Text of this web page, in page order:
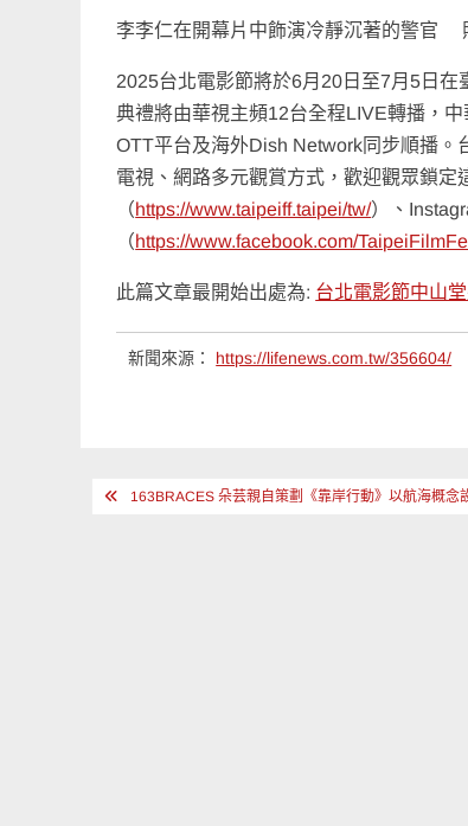
李李仁在開幕片中飾演冷靜沉著的警官
2025台北電影節將於6月20日至7月5日
典禮將由華視主頻12台全程LIVE轉播，
OTT平台及海外Dish Network同步順播
電視、網路多元觀賞方式，歡迎觀眾鎖
（https://www.taipeiff.taipei/tw/）、
（https://www.facebook.com/
此篇文章最開始出處為: 台北電影節中山
新聞來源： https://lifenews.com.tw/356604/
文 163BRACES 朵芸親自策劃《靠岸行動》以航海概